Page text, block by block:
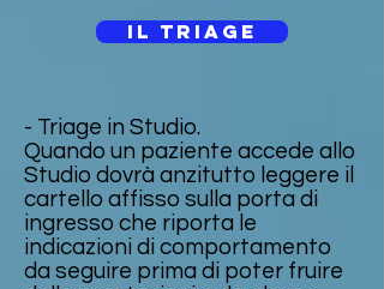
IL TRIAGE
- Triage in Studio.
Quando un paziente accede allo
Studio dovrà anzitutto leggere il
cartello affisso sulla porta di
ingresso che riporta le
indicazioni di comportamento
da seguire prima di poter fruire